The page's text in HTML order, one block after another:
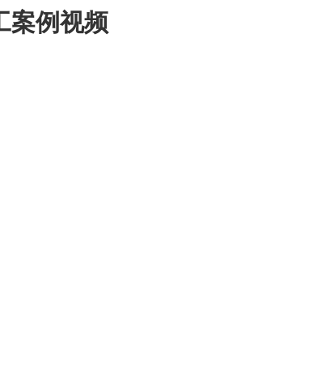
案例视频